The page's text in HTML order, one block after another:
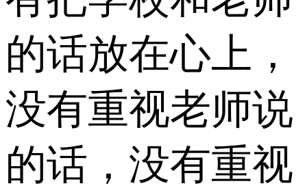
的话放在心上，
没有重视老师说
的话，没有重视